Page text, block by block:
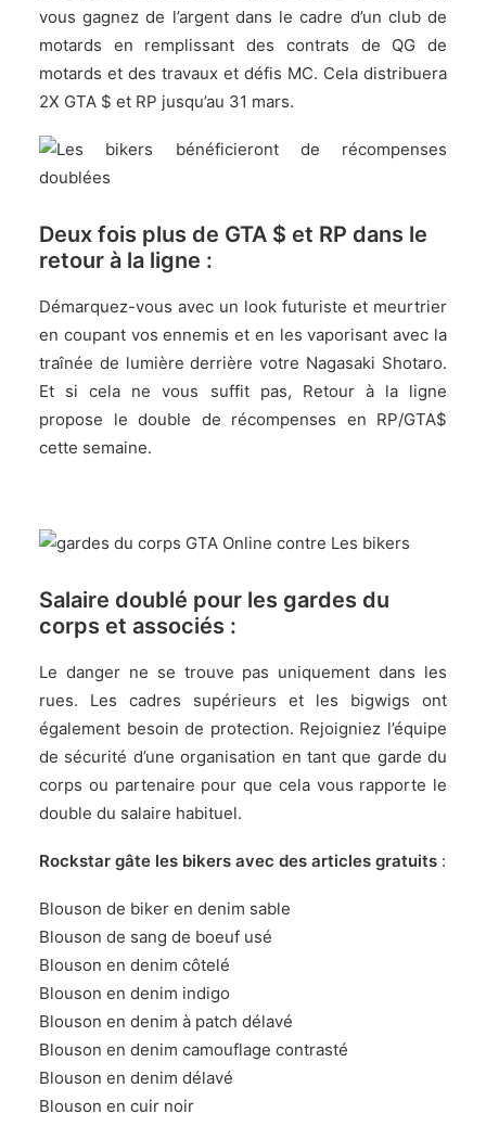
vous gagnez de l’argent dans le cadre d’un club de
motards en remplissant des contrats de QG de
motards et des travaux et défis MC. Cela distribuera
2X GTA $ et RP jusqu’au 31 mars.
Deux fois plus de GTA $ et RP dans le
retour à la ligne :
Démarquez-vous avec un look futuriste et meurtrier
en coupant vos ennemis et en les vaporisant avec la
traînée de lumière derrière votre Nagasaki Shotaro.
Et si cela ne vous suffit pas, Retour à la ligne
propose le double de récompenses en RP/GTA$
cette semaine.
Salaire doublé pour les gardes du
corps et associés :
Le danger ne se trouve pas uniquement dans les
rues. Les cadres supérieurs et les bigwigs ont
également besoin de protection. Rejoigniez l’équipe
de sécurité d’une organisation en tant que garde du
corps ou partenaire pour que cela vous rapporte le
double du salaire habituel.
Rockstar gâte les bikers avec des articles gratuits :
Blouson de biker en denim sable
Blouson de sang de boeuf usé
Blouson en denim côtelé
Blouson en denim indigo
Blouson en denim à patch délavé
Blouson en denim camouflage contrasté
Blouson en denim délavé
Blouson en cuir noir